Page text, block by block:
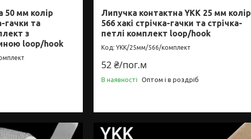
50 мм колір
гачки та
з
loop/hook
Липучка контактна YKK 25 мм колір
566 хакі стрічка-гачки та стрічка-
петлі комплект loop/hook
YKK/25мм/566/комплект
52 ₴/пог.м
В наявності Оптом і в роздріб